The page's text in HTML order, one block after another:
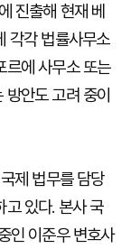
진출해 현재 베
각각 법률사무소
르에 사무소 또는
안도 고려 중이
제 법무를 담당
고 있다. 본사 국
인 이준우 변호사